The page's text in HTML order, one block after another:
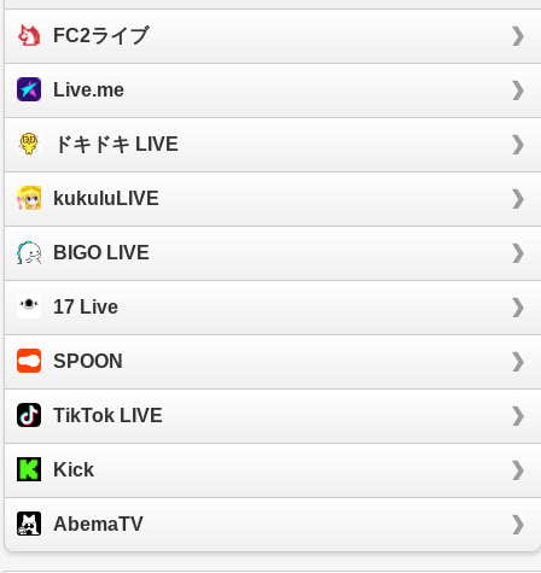
FC2ライブ
Live.me
ドキドキ LIVE
kukuluLIVE
BIGO LIVE
17 Live
SPOON
TikTok LIVE
Kick
AbemaTV